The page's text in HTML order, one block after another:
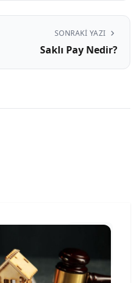
SONRAKI YAZI chevron_right
Saklı Pay Nedir?
article